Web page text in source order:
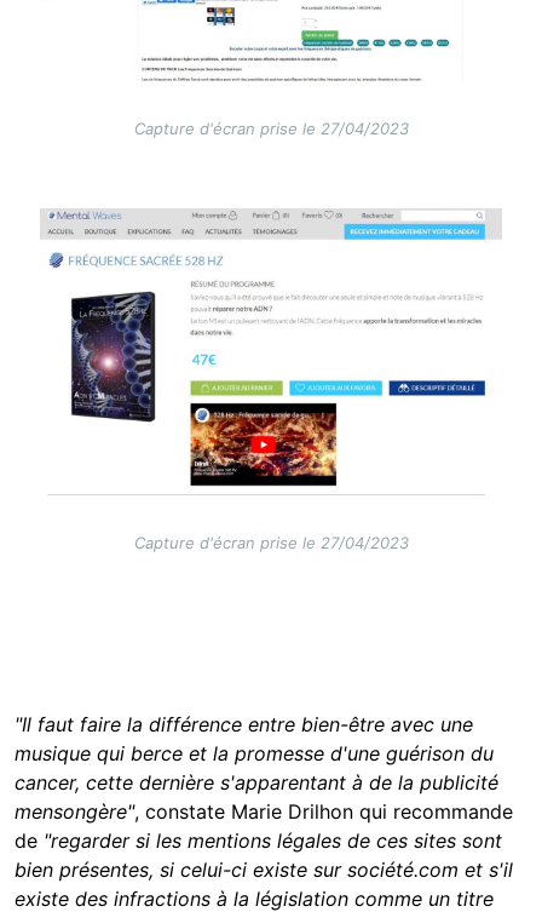
Capture d'écran prise le 27/04/2023
Image
Capture d'écran prise le 27/04/2023
"Il faut faire la différence entre bien-être avec une
musique qui berce et la promesse d'une guérison du
cancer, cette dernière s'apparentant à de la publicité
mensongère", constate Marie Drilhon qui recommande
de "regarder si les mentions légales de ces sites sont
bien présentes, si celui-ci existe sur société.com et s'il
existe des infractions à la législation comme un titre